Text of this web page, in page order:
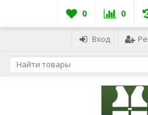
0 0
Вход